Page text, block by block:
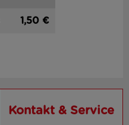
1,50 €
Kontakt & Service